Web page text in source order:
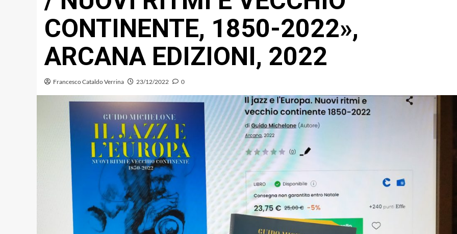
CONTINENTE, 1850-2022»,
ARCANA EDIZIONI, 2022
Francesco Cataldo Verrina 23/12/2022 0